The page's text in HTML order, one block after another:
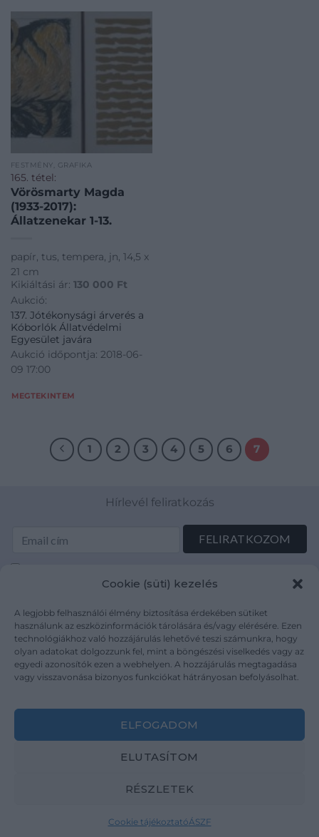
Cookie (süti) kezelés
A legjobb felhasználói élmény biztosítása érdekében sütiket
használunk az eszközinformációk tárolására és/vagy elérésére. Ezen
technológiákhoz való hozzájárulás lehetővé teszi számunkra, hogy
olyan adatokat dolgozzunk fel, mint a böngészési viselkedés vagy az
egyedi azonosítók ezen a webhelyen. A hozzájárulás megtagadása
vagy visszavonása bizonyos funkciókat hátrányosan befolyásolhat.
ELFOGADOM
ELUTASÍTOM
RÉSZLETEK
Cookie tájékoztatóÁSZF
FESTMÉNY, GRAFIKA
165. tétel:
Vörösmarty Magda
(1933-2017):
Állatzenekar 1-13.
papír, tus, tempera, jn, 14,5 x
21 cm
Kikiáltási ár: 130 000 Ft
Aukció:
137. Jótékonysági árverés a
Kóborlók Állatvédelmi
Egyesület javára
Aukció időpontja: 2018-06-
09 17:00
MEGTEKINTEM
1 2 3 4 5 6 7
Hírlevél feliratkozás
mutargy.com/adatkezelesi-tajekoztato/
Rólunk
Médiaajánlat
Karrier
Kapcsolat
Áraink
ÁSZF
Adatvédelem
Impresszum
Kövesse a műtárgy.com-ot